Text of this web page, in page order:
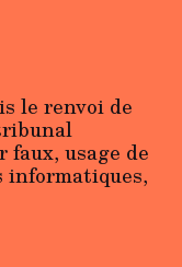
le renvoi de
faux, usage de
informatiques,